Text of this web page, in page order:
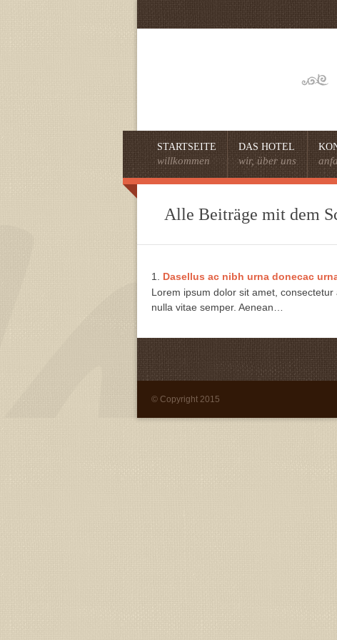
STARTSEITE
willkommen
DAS HOTEL
wir, über uns
Alle Beiträge mit dem
Dasellus ac nibh urna donecac
Lorem ipsum dolor sit amet,
nulla vitae semper. Aenean…
© Copyright 2015